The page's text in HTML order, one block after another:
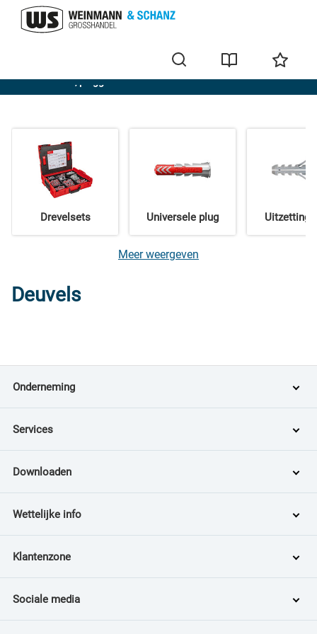
Ankerbouten, pluggen en holle deuvels
Drevelsets Universele plug
Meer weergeven
Deuvels
Onderneming
Services
Downloaden
Wettelijke info
Klantenzone
Sociale media